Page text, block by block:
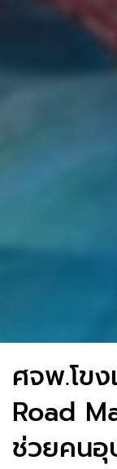
ศจพ.โข
Road
ช่วยคนอุ